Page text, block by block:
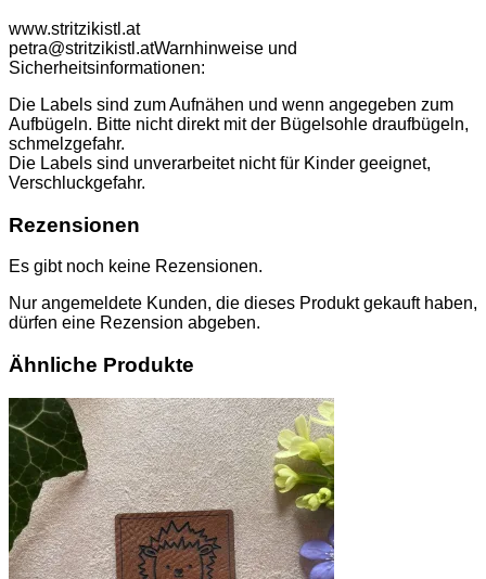
www.stritzikistl.at
petra@stritzikistl.atWarnhinweise und
Sicherheitsinformationen:
Die Labels sind zum Aufnähen und wenn angegeben zum
Aufbügeln. Bitte nicht direkt mit der Bügelsohle draufbügeln,
schmelzgefahr.
Die Labels sind unverarbeitet nicht für Kinder geeignet,
Verschluckgefahr.
Rezensionen
Es gibt noch keine Rezensionen.
Nur angemeldete Kunden, die dieses Produkt gekauft haben,
dürfen eine Rezension abgeben.
Ähnliche Produkte